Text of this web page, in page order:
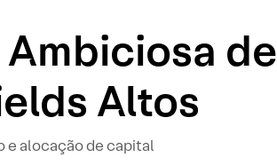
Ambiciosa de
Altos
e alocação de capital